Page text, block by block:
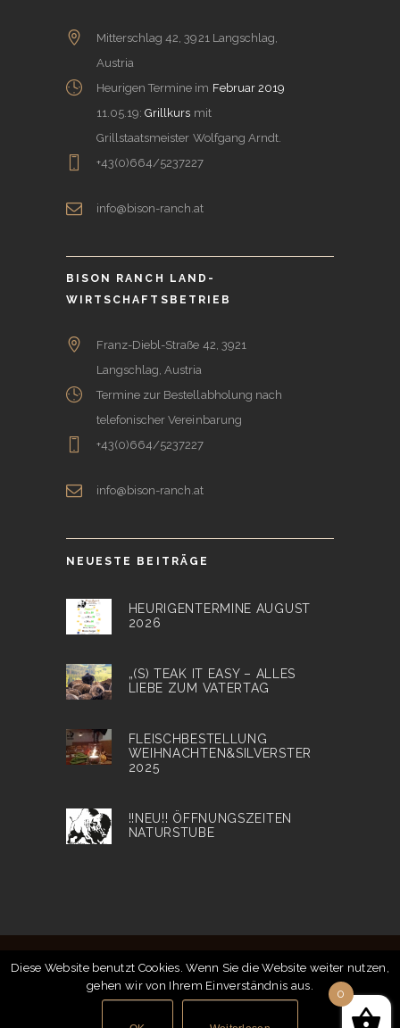
Mitterschlag 42, 3921 Langschlag,
Austria
Heurigen Termine im Februar 2019
11.05.19:Grillkurs mit
Grillstaatsmeister Wolfgang Arndt.
+43(0)664/5237227
info@bison-ranch.at
BISON RANCH LAND-
WIRTSCHAFTSBETRIEB
Franz-Diebl-Straße 42, 3921
Langschlag, Austria
Termine zur Bestellabholung nach
telefonischer Vereinbarung
+43(0)664/5237227
info@bison-ranch.at
NEUESTE BEITRÄGE
HEURIGENTERMINE AUGUST
2026
„(S) TEAK IT EASY – ALLES
LIEBE ZUM VATERTAG
FLEISCHBESTELLUNG
WEIHNACHTEN&SILVERSTER
2025
!!NEU!! ÖFFNUNGSZEITEN
NATURSTUBE
© 2018Bison Ranch| Alle Preise inkl. MwSt. |
Impressum|Datenschutz|AGB|Zahlung &
0
Diese Website benutzt Cookies. Wenn Sie die Website weiter nutzen,
gehen wir von Ihrem Einverständnis aus.